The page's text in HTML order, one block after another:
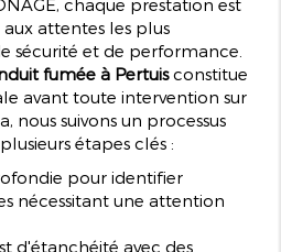
attentes les plus
sécurité et de performance.
fumée à Pertuisconstitue
avant toute intervention sur
nous suivons un processus
étapes clés :
pour identifier
nécessitant une attention
d'étanchéité avec des